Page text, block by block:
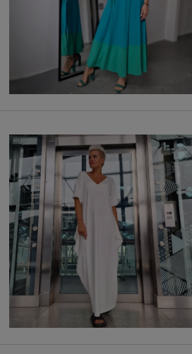
Kombinezon śpiochowy krótki rękaw
DO KOSZYKA